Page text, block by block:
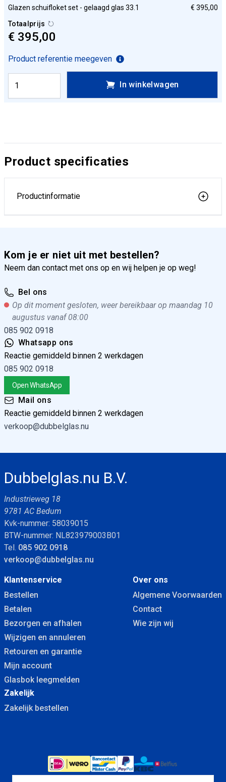
Glazen schuifloket set - gelaagd glas 33.1
€ 395,00
Totaalprijs
€ 395,00
Product referentie meegeven
In winkelwagen
Product specificaties
Productinformatie
Kom je er niet uit met bestellen?
Neem dan contact met ons op en wij helpen je op weg!
Bel ons
Op dit moment gesloten, weer bereikbaar op maandag 10
augustus vanaf 08:00
085 902 0918
Whatsapp ons
Reactie gemiddeld binnen 2 werkdagen
085 902 0918
Open WhatsApp
Mail ons
Reactie gemiddeld binnen 2 werkdagen
verkoop@dubbelglas.nu
Dubbelglas.nu B.V.
Industrieweg 18
9781 AC Bedum
Kvk-nummer: 58039015
BTW-nummer: NL823979003B01
Tel. 085 902 0918
verkoop@dubbelglas.nu
Klantenservice
Bestellen
Betalen
Bezorgen en afhalen
Wijzigen en annuleren
Retouren en garantie
Mijn account
Glasbok leegmelden
Over ons
Algemene Voorwaarden
Contact
Wie zijn wij
Zakelijk
Zakelijk bestellen